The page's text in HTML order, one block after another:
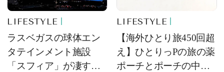
LIFESTYLE
ラスベガスの球体エン
タテインメント施設
「スフィア」が凄すぎ
LIFESTYLE
【海外ひとり旅450回超
え】ひとりっPの旅の薬
ポーチとポーチの中身